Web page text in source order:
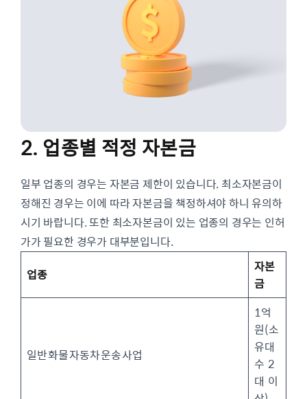
2. 업종별 적정 자본금
일부 업종의 경우는 자본금 제한이 있습니다. 최소자본금이
정해진 경우는 이에 따라 자본금을 책정하셔야 하니 유의하
시기 바랍니다. 또한 최소자본금이 있는 업종의 경우는 인허
가가 필요한 경우가 대부분입니다.
업종
자본
금
일반화물자동차운송사업
1억
원(소
유대
수 2
대 이